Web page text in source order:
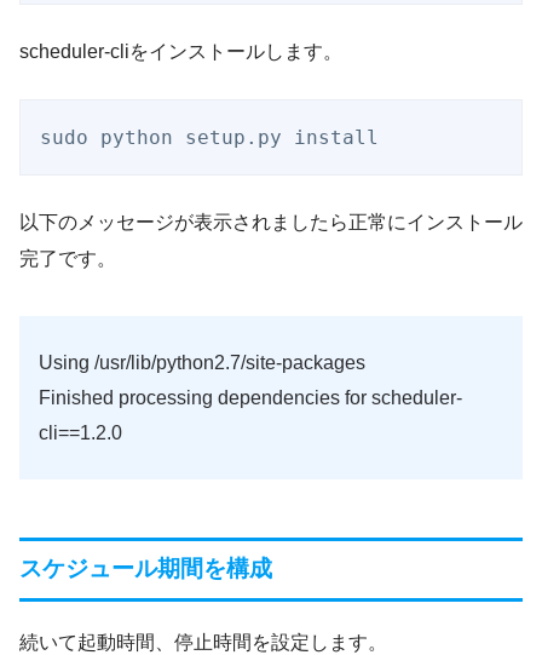
scheduler-cliをインストールします。
sudo python setup.py install
以下のメッセージが表示されましたら正常にインストール
完了です。
Using /usr/lib/python2.7/site-packages
Finished processing dependencies for scheduler-
cli==1.2.0
スケジュール期間を構成
続いて起動時間、停止時間を設定します。